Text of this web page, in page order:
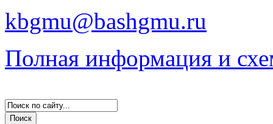
kbgmu@bashgmu.ru
Полная информация и